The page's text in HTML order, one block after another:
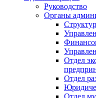
Руководство
Органы
Отдел
Отдел